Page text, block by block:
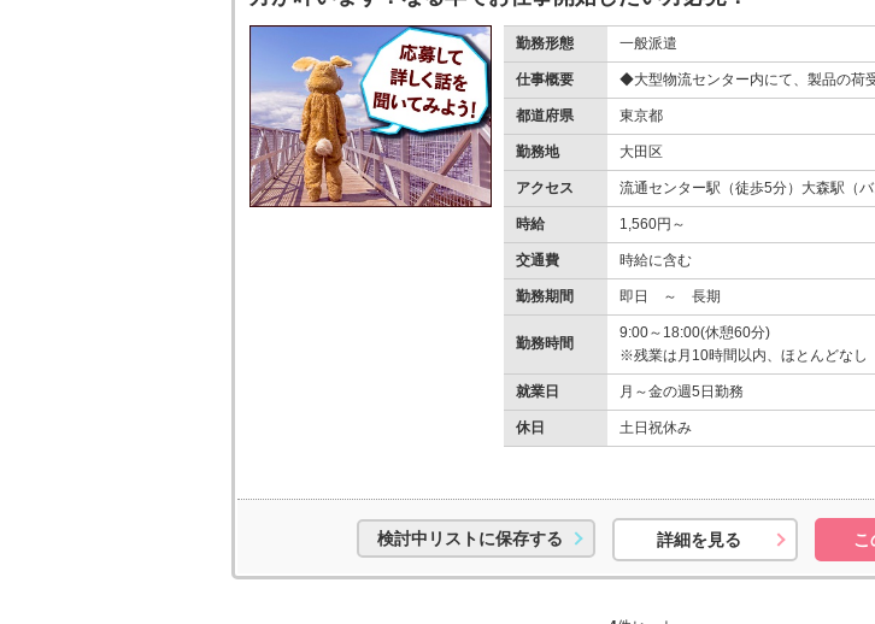
勤務形態 一般派遣
仕事概要 ◆大型物流センター内にて、製品の荷
都道府県 東京都
勤務地 大田区
アクセス 流通センター駅（徒歩5分）大森駅（バ
時給 1,560円～
交通費 時給に含む
勤務期間 即日 ～ 長期
勤務時間
9:00～18:00(休憩60分)
※残業は月10時間以内、ほとんどなし
就業日 月～金の週5日勤務
休日 土日祝休み
検討中リストに保存する 詳細を見る こ